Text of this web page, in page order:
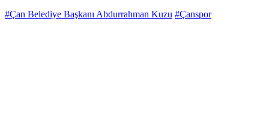
#Çan Belediye Başkanı Abdurrahman Kuzu #Çanspor